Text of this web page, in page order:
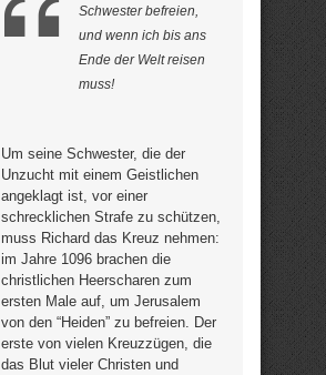
Schwester befreien,
und wenn ich bis ans
Ende der Welt reisen
muss!
Um seine Schwester, die der
Unzucht mit einem Geistlichen
angeklagt ist, vor einer
schrecklichen Strafe zu schützen,
muss Richard das Kreuz nehmen:
im Jahre 1096 brachen die
christlichen Heerscharen zum
ersten Male auf, um Jerusalem
von den “Heiden” zu befreien. Der
erste von vielen Kreuzzügen, die
das Blut vieler Christen und